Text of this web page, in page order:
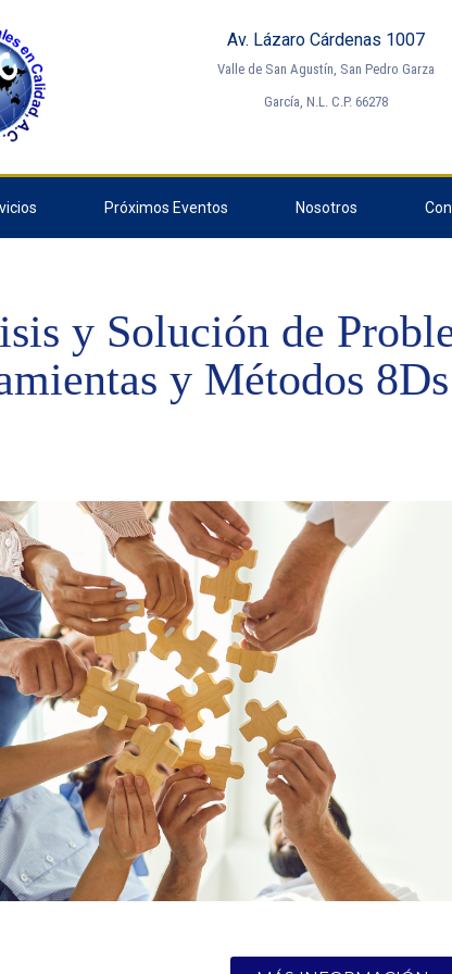
Av. Lázaro Cárdenas 1007
Valle de San Agustín, San Pedro Garza
García, N.L. C.P. 66278
Próximos Eventos Nosotros
y Solución de
y Métodos